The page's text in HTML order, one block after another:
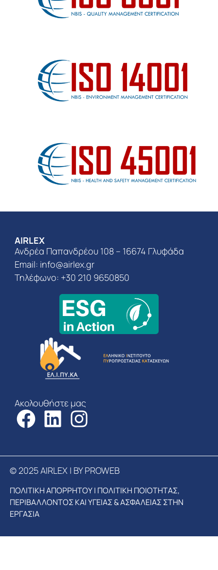
AIRLEX
Ανδρέα Παπανδρέου 108 – 16674 Γλυφάδα
Email: info@airlex.gr
Τηλέφωνο: +30 210 9650850
Ακολουθήστε μας
© 2025 AIRLEX | BY PROWEB
ΠΟΛΙΤΙΚΗ ΑΠΟΡΡΗΤΟΥ| ΠΟΛΙΤΙΚΗ ΠΟΙΟΤΗΤΑΣ,
ΠΕΡΙΒΑΛΛΟΝΤΟΣ ΚΑΙ ΥΓΕΙΑΣ & ΑΣΦΑΛΕΙΑΣ ΣΤΗΝ
ΕΡΓΑΣΙΑ